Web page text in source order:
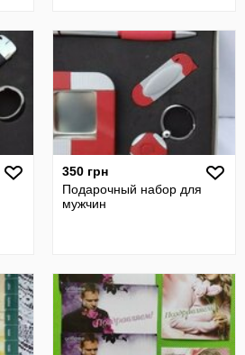
350 грн
Подарочный набор для
мужчин